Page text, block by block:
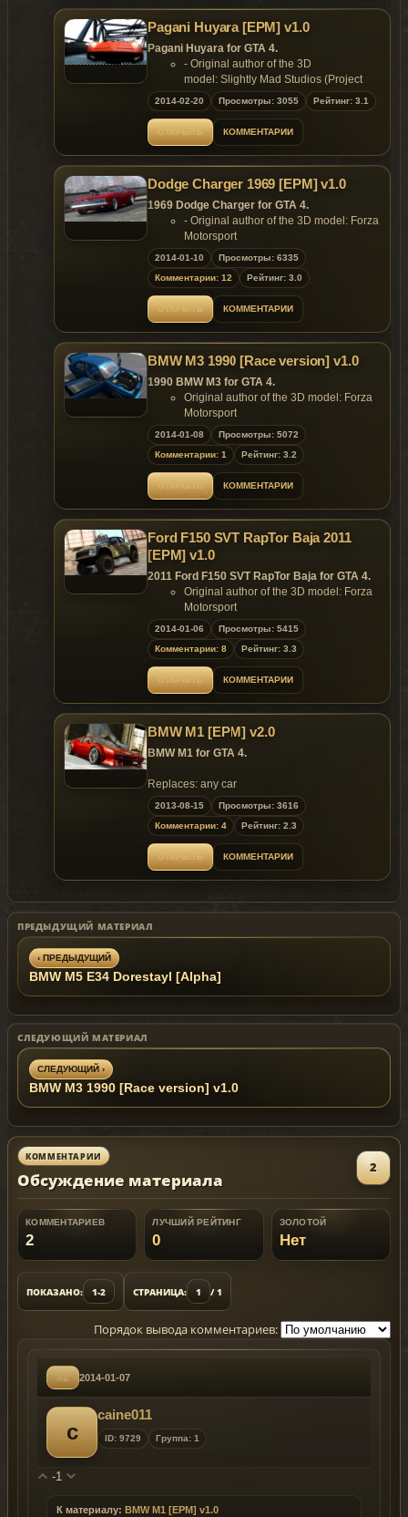
don't want to use EPM, no worry, the car works
flawless without :)
game;
- 6 extra Parts;
- 3D engine;
- Bmw logo front;
- Bmw logo back;
- Licensplate;
- Spoiler 1;
- Spoiler 2;
- Neon.
Replaces: any car
Pagani Huyara [EPM] v1.0
Pagani Huyara for GTA 4.
- Original author of the 3D
model: Slightly Mad Studios (Project
C.A.R.S.)
- Converted to GTA4 by: Lord Neophyte
- Car Sets by Demon340
- Livery´s done by ReNNie
Features:
game;
- Car supports all the gta cars basics;
- Car support livery too;
- Car supports EPM.
Replaces: any car
2014-02-20 Просмотры: 3055 Рейтинг: 3.1
КОММЕНТАРИИ
Dodge Charger 1969 [EPM] v1.0
1969 Dodge Charger for GTA 4.
- Original author of the 3D model: Forza
Motorsport
- Converted to GTA4 by: Lord Neophyte
Features:
- Model support all features of the
game;
- Extra: Cage;
Replaces: any car
2014-01-10
Просмотры: 6335
Комментарии: 12
Рейтинг: 3.0
КОММЕНТАРИИ
BMW M3 1990 [Race version] v1.0
1990 BMW M3 for GTA 4.
Original author of the 3D model: Forza
Motorsport
Converted to GTA4 by: Lord Neophyte
Features:
Model support all features of the game;
extra parts:
headlights;
Replaces: any car
2014-01-08
Просмотры: 5072
Комментарии: 1
Рейтинг: 3.2
КОММЕНТАРИИ
Ford F150 SVT RapTor Baja 2011
[EPM] v1.0
2011 Ford F150 SVT RapTor Baja for GTA 4.
Original author of the 3D model: Forza
Motorsport
Converted to GTA4 by: Lord Neophyte
Features:
Model support all features of the game;
extra parts:
1 - front EPM lights;
3 - "rally cage";
4 - different back;
5 - UNSC 3D logo;
- all other basic gta functions;
- custom suspension;
- custom rims;
- suicide doors.
Replaces: any car
2014-01-06
Просмотры: 5415
Комментарии: 8
Рейтинг: 3.3
КОММЕНТАРИИ
BMW M1 [EPM] v2.0
BMW M1 for GTA 4.
Replaces: any car
2013-08-15
Просмотры: 3616
Комментарии: 4
Рейтинг: 2.3
КОММЕНТАРИИ
ПРЕДЫДУЩИЙ МАТЕРИАЛ
‹ ПРЕДЫДУЩИЙ
BMW M5 E34 Dorestayl [Alpha]
СЛЕДУЮЩИЙ МАТЕРИАЛ
СЛЕДУЮЩИЙ ›
BMW M3 1990 [Race version] v1.0
КОММЕНТАРИИ
Обсуждение материала
2
КОММЕНТАРИЕВ
2
ЛУЧШИЙ РЕЙТИНГ
0
ЗОЛОТОЙ
Нет
ПОКАЗАНО: 1-2 СТРАНИЦА: 1 / 1
Порядок вывода комментариев:
#2 2014-01-07
c
caine011
ID: 9729 Группа: 1
-1
К материалу: BMW M1 [EPM] v1.0